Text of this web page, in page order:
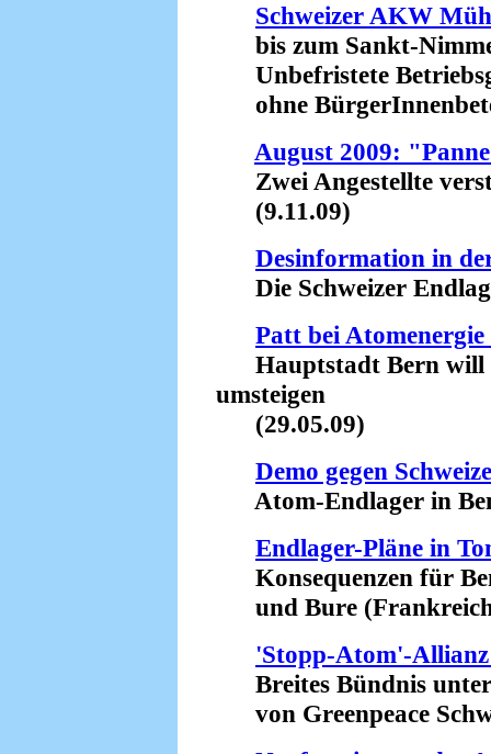
Schweizer AKW
bis zum Sankt-
Unbefristete
ohne
August 2009:
Zwei Angestellte
(9.11.09)
Desinformation in
Die Schweizer
Patt bei
Hauptstadt Bern will
umsteigen
(29.05.09)
Demo gegen
Atom-Endlager in
Endlager-Pläne in
Konsequenzen für
und Bure
'Stopp-Atom'-Allianz
Breites Bündnis
von Greenpeace